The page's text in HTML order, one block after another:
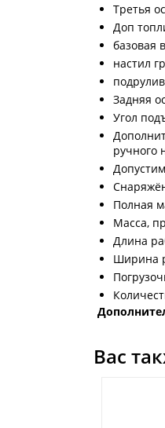
Третья
Доп
базовая
настил
Задняя
Угол
ручного
Полная
Масса,
Длина
Ширина
Вас